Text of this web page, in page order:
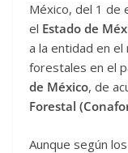
México, del 1 de
el Estado de
a la entidad en
forestales en el
de México, de
Forestal
Aunque según